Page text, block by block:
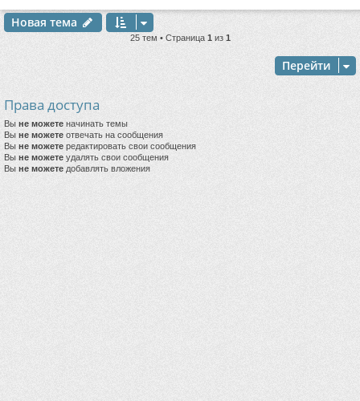
Новая тема
25 тем • Страница 1из 1
Перейти
Права доступа
Вы не можете начинать темы
Вы не можете отвечать на сообщения
Вы не можете редактировать свои сообщения
Вы не можете удалять свои сообщения
Вы не можете добавлять вложения